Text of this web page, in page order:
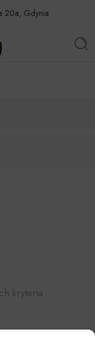
20a, Gdynia
kryteria